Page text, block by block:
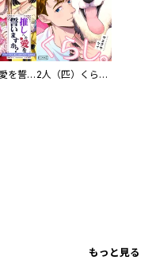
推しへの愛を誓いますか？～アラサー女子、推しは逃げぬが人生逃げる～ 2人（匹）くらし。
もっと見る